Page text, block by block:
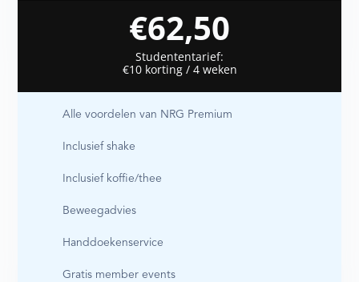
€62,50
Studententarief:
€10 korting / 4 weken
Alle voordelen van NRG Premium
Inclusief shake
Inclusief koffie/thee
Beweegadvies
Handdoekenservice
Gratis member events